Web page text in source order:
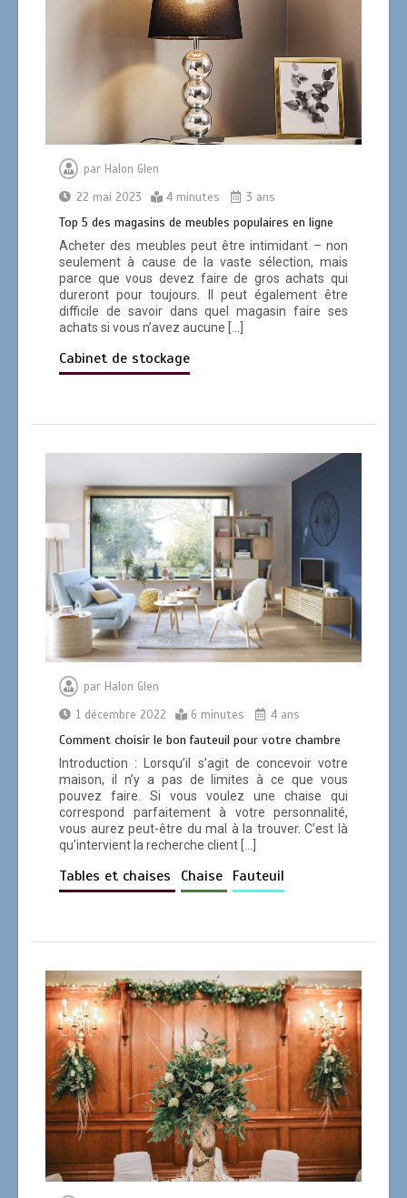
par Halon Glen
22 mai 2023
4 minutes 3 ans
Top 5 des magasins de meubles populaires en ligne
Acheter des meubles peut être intimidant – non
seulement à cause de la vaste sélection, mais
parce que vous devez faire de gros achats qui
dureront pour toujours. Il peut également être
difficile de savoir dans quel magasin faire ses
achats si vous n’avez aucune […]
Cabinet de stockage
par Halon Glen
1 décembre 2022
6 minutes 4 ans
Comment choisir le bon fauteuil pour votre chambre
Introduction : Lorsqu’il s’agit de concevoir votre
maison, il n’y a pas de limites à ce que vous
pouvez faire. Si vous voulez une chaise qui
correspond parfaitement à votre personnalité,
vous aurez peut-être du mal à la trouver. C’est là
qu’intervient la recherche client […]
Tables et chaises Chaise Fauteuil